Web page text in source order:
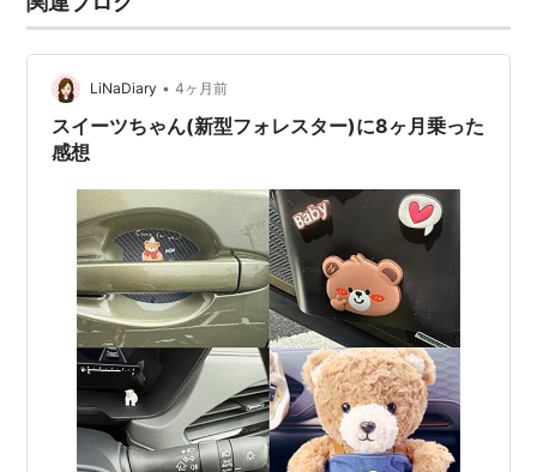
LiNaDiary • 4ヶ月前
スイーツちゃん(新型フォレスター)に8ヶ月乗った
感想